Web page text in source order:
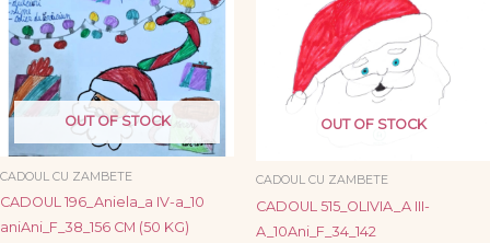
OUT OF STOCK
CADOUL CU ZAMBETE
CADOUL 196_Aniela_a IV-a_10
aniAni_F_38_156 CM (50 KG)
OUT OF STOCK
CADOUL CU ZAMBETE
CADOUL 515_OLIVIA_A III-
A_10Ani_F_34_142